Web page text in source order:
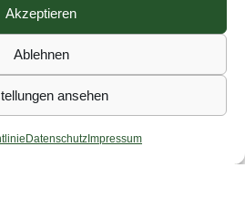
Akzeptieren
Ablehnen
ansehen
Datenschutz Impressum